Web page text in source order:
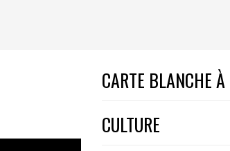
CARTE BLANCHE À
CULTURE